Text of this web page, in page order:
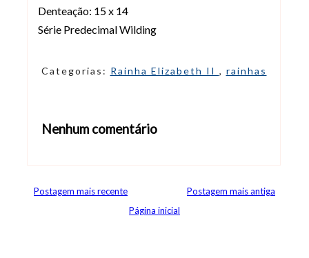
Denteação: 15 x 14
Série Predecimal Wilding
Categorias: Rainha Elizabeth II , rainhas
Nenhum comentário
Postagem mais recente
Postagem mais antiga
Página inicial